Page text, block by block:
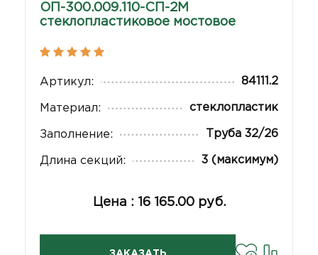
ОП-300.009.110-СП-2М
стеклопластиковое мостовое
Артикул: 84111.2
Материал: стеклопластик
Заполнение: Труба 32/26
Длина секций: 3 (максимум)
Цена : 16 165.00 руб.